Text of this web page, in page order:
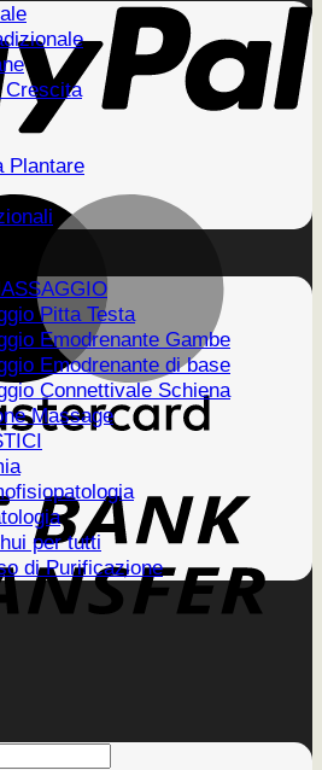
Crescita
Plantare
Pitta Testa
Emodrenante Gambe
Emodrenante di base
Connettivale Schiena
Massage
per tutti
di Purificazione